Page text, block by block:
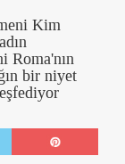
Kim
Roma'nın
bir niyet